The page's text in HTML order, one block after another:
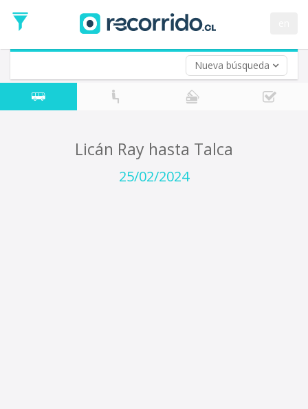
Nueva búsqueda
de
Ida
Vuelta (opcional)
Fecha
de
Licán Ray hasta Talca
25/02/2024